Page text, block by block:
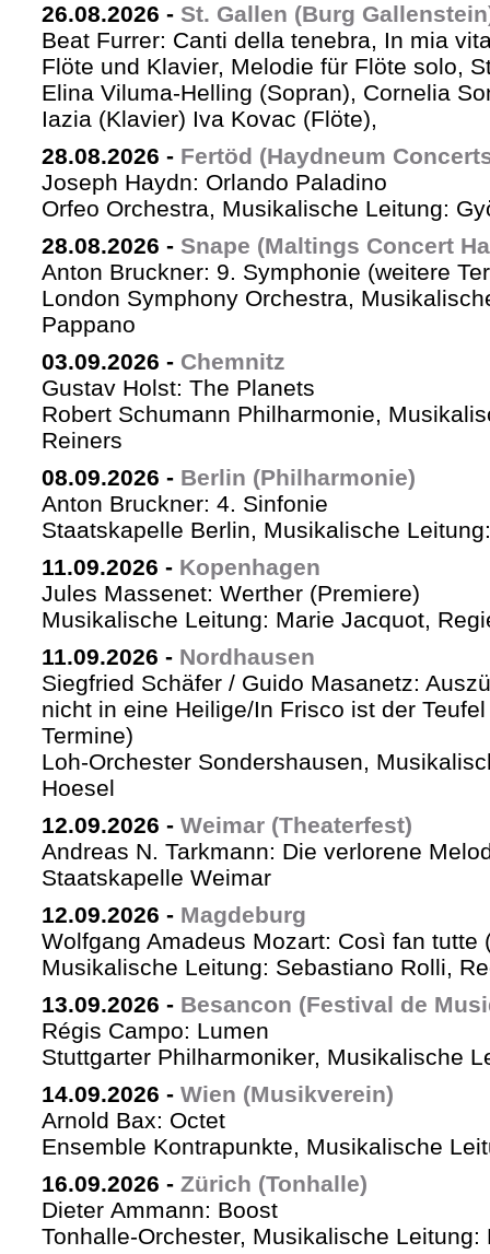
26.08.2026 - St. Gallen (Burg
Beat Furrer: Canti della tenebra, In mia
Flöte und Klavier, Melodie für Flöte solo,
Elina Viluma-Helling (Sopran), Cornelia
Iazia (Klavier) Iva Kovac (Flöte),
28.08.2026 - Fertöd (Haydneum
Joseph Haydn: Orlando Paladino
Orfeo Orchestra, Musikalische Leitung:
28.08.2026 - Snape (Maltings Concert
Anton Bruckner: 9. Symphonie (weitere
London Symphony Orchestra,
Pappano
03.09.2026 - Chemnitz
Gustav Holst: The Planets
Robert Schumann Philharmonie,
Reiners
08.09.2026 - Berlin (Philharmonie)
Anton Bruckner: 4. Sinfonie
Staatskapelle Berlin, Musikalische
11.09.2026 - Kopenhagen
Jules Massenet: Werther (Premiere)
Musikalische Leitung: Marie Jacquot,
11.09.2026 - Nordhausen
Siegfried Schäfer / Guido Masanetz:
nicht in eine Heilige/In Frisco ist der
Termine)
Loh-Orchester Sondershausen,
Hoesel
12.09.2026 - Weimar (Theaterfest)
Andreas N. Tarkmann: Die verlorene
Staatskapelle Weimar
12.09.2026 - Magdeburg
Wolfgang Amadeus Mozart: Così fan tutte
Musikalische Leitung: Sebastiano Rolli,
13.09.2026 - Besancon (Festival de
Régis Campo: Lumen
Stuttgarter Philharmoniker, Musikalische
14.09.2026 - Wien (Musikverein)
Arnold Bax: Octet
Ensemble Kontrapunkte, Musikalische
16.09.2026 - Zürich (Tonhalle)
Dieter Ammann: Boost
Tonhalle-Orchester, Musikalische Leitung: